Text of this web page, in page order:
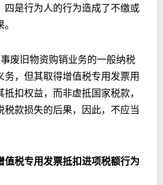
四是行为人的行为造成了不缴或
废旧物资购销业务的一般纳税
务，但其取得增值税专用发票用
扣权益，而非虚抵国家税款，
税款损失的后果，因此，不应当
值税专用发票抵扣进项税额行为